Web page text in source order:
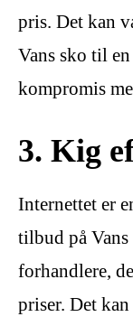
pris. Det kan
Vans sko til
kompromis
3. Kig
Internettet er
tilbud på
forhandlere,
priser. Det